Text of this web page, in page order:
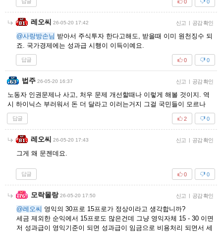
0
0
레오씨 26-05-20 17:42 신고 | 공감 확인
@사랑방손님 받아서 주식투자 한다고해도, 받을때 이미 원천징수 되
죠. 국가경제에는 성과급 시행이 이득이예요.
답글 0
0
법주 26-05-20 16:37 신고 | 공감 확인
노동자 인권문제나 사고, 처우 문제 개선할때나 이렇게 해볼 것이지. 역
시 하이닉스 부러워서 돈 더 달라고 이러는거지 그걸 국민들이 모르나
답글 0
2
레오씨 26-05-20 17:43 신고 | 공감 확인
그게 왜 문젠데요.
답글 0
0
모락몰랑 26-05-20 17:50 신고 | 공감 확인
@레오씨 영익의 30프로 15프로가 정상이라고 생각합니까?
세금 제외한 순익에서 15프로도 많은건데 그냥 영익자체 15 - 30 이면
저 성과급이 영익기준이 되면 성과급이 임금으로 비용처리 되면서 세